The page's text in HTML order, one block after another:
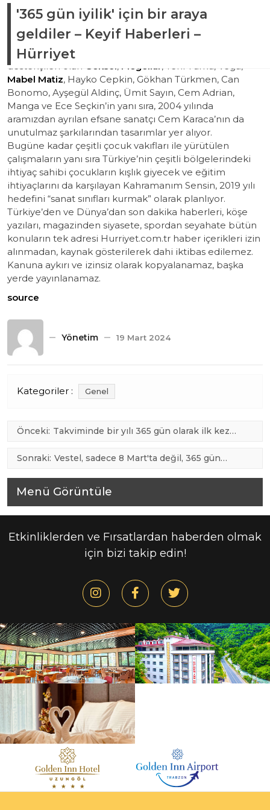
'365 gün iyilik' için bir araya
geldiler – Keyif Haberleri –
Hürriyet
Güncelleme Tarihi: Aralık 29, 2018 18:12
Türkiye’nin önemli sanatçılarının şarkılarından sözlerle
tasarlanan ve elde edilen gelirin ihtiyaç sahibi çocuklara
ulaştırılacağı ‘365 gün iyilik ajandası’nda projenin
destekçileri olan
Mabel Matiz, Hayko Cepkin, Gökhan Türkmen, Can
Bonomo, Ayşegül Aldinç, Ümit Sayın, Cem Adrian,
Manga ve Ece Seçkin’in yanı sıra, 2004 yılında
aramızdan ayrılan efsane sanatçı Cem Karaca’nın da
unutulmaz şarkılarından tasarımlar yer alıyor.
Bugüne kadar çeşitli çocuk vakıfları ile yürütülen
çalışmaların yanı sıra Türkiye’nin çeşitli bölgelerindeki
ihtiyaç sahibi çocukların kışlık giyecek ve eğitim
ihtiyaçlarını da karşılayan Kahramanım Sensin, 2019 yılı
hedefini “sanat sınıfları kurmak” olarak planlıyor.
Türkiye’den ve Dünya’dan son dakika haberleri, köşe
yazıları, magazinden siyasete, spordan seyahate bütün
konuların tek adresi Hurriyet.com.tr haber içerikleri izin
alınmadan, kaynak gösterilerek dahi iktibas edilemez.
Kanuna aykırı ve izinsiz olarak kopyalanamaz, başka
yerde yayınlanamaz.
source
Yönetim 19 Mart 2024
Kategoriler : Genel
Yazı
Önceki: Takviminde bir yılı 365 gün olarak ilk kez
Sonraki: Vestel, sadece 8 Mart'ta değil, 365 gün
Menü Görüntüle
Etkinliklerden ve Fırsatlardan haberden olmak
için bizi takip edin!